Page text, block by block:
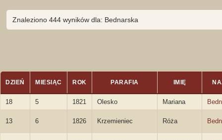
Znaleziono 444 wyników dla: Bednarska
DZIEŃ MIESIĄC ROK PARAFIA IMIĘ
18 5 1821 Olesko Mariana
13 6 1826 Krzemieniec Róża